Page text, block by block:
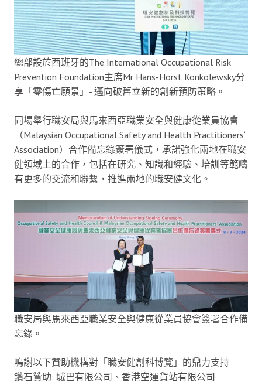
總部設於西班牙的The International Occupational Risk
Prevention Foundation主席Mr Hans-Horst Konkolewsky分
享「零傷亡願景」- 邁向破舊立新的創新預防策略。
同場舉行職安局與馬來西亞職業安全與健康從業員協會
（Malaysian Occupational Safety and Health Practitioners‘
Association）合作備忘錄簽署儀式，承諾強化兩地在職安
健領域上的合作，包括在研究、知識和經驗、培訓等範疇
有更多的交流和聯繫，推進兩地的職安健文化。
職安局與馬來西亞職業安全與健康從業員協會簽署合作備
忘錄。
鳴謝以下贊助機構對「職安健創科博覽」的鼎力支持
鑽石贊助: 城巴有限公司、香港空運貨站有限公司